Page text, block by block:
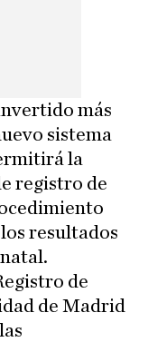
más
sistema
la
registro de
resultados
de
de Madrid